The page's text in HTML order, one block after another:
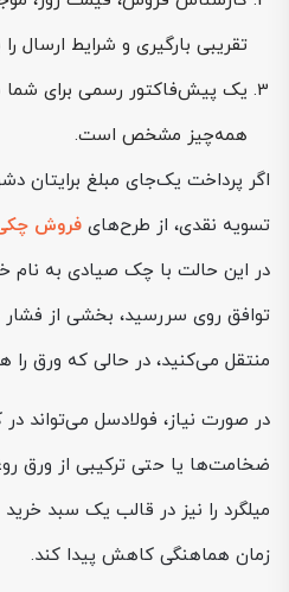
تقریبی بارگیری و شرایط ارسال
یک پیش‌فاکتور رسمی برای شما
همه‌چیز مشخص است.
اگر پرداخت یک‌جای مبلغ برایتان
تسویه نقدی، از طرح‌های فروش
در این حالت با چک صیادی به نام
توافق روی سررسید، بخشی از فشار
منتقل می‌کنید، در حالی که ورق را
در صورت نیاز، فولادسل می‌تواند در
ضخامت‌ها یا حتی ترکیبی از ورق
میلگرد را نیز در قالب یک سبد خرید
زمان هماهنگی کاهش پیدا کند.